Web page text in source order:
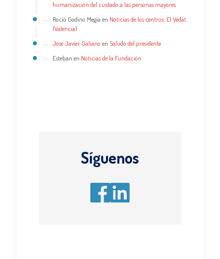
humanización del cuidado a las personas mayores
Rocío Godino Megía en Noticias de los centros: El Vedat
(Valencia)
Jose Javier Galiano en Saludo del presidente
Esteban en Noticias de la Fundación
Síguenos